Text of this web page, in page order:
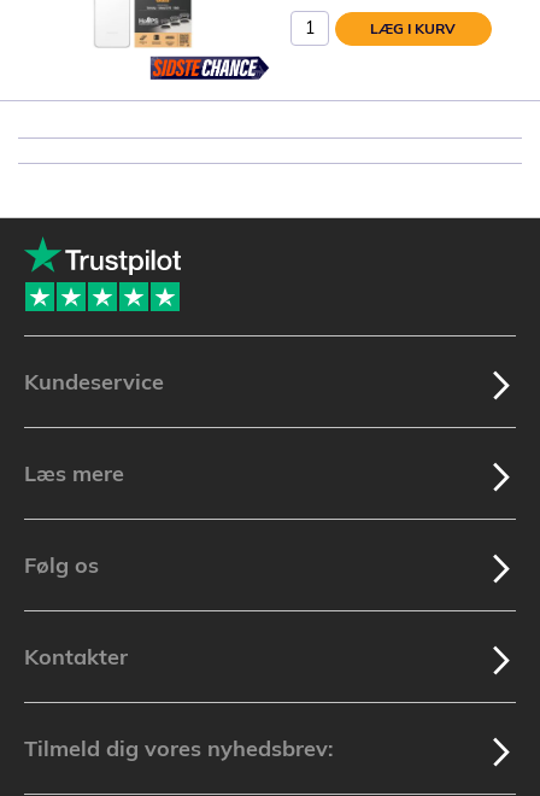
LÆG I KURV
Kundeservice
Læs mere
Følg os
Kontakter
Tilmeld dig vores nyhedsbrev: